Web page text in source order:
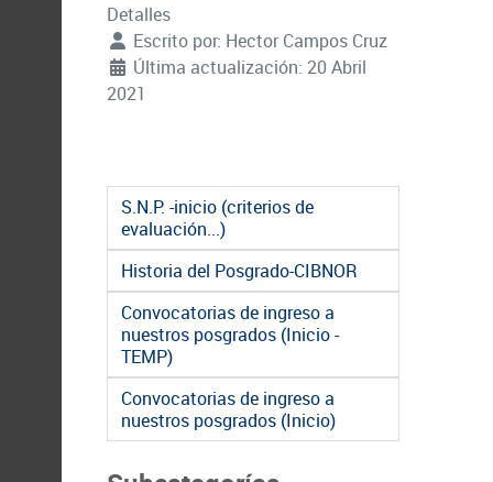
Detalles
Escrito por: Hector Campos Cruz
Última actualización: 20 Abril
2021
S.N.P. -inicio (criterios de
evaluación...)
Historia del Posgrado-CIBNOR
Convocatorias de ingreso a
nuestros posgrados (Inicio -
TEMP)
Convocatorias de ingreso a
nuestros posgrados (Inicio)